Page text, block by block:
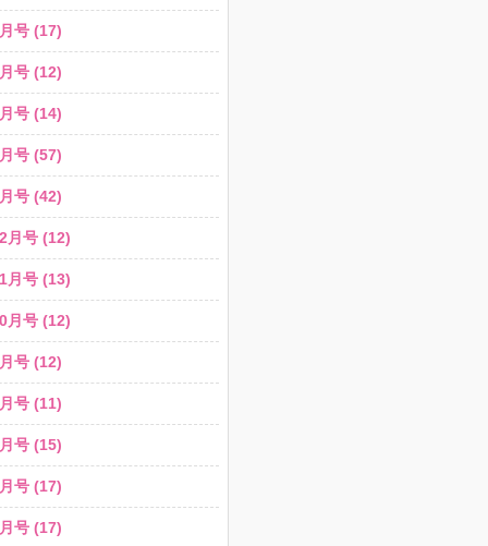
号 (17)
号 (12)
号 (14)
号 (57)
号 (42)
月号 (12)
月号 (13)
月号 (12)
号 (12)
号 (11)
号 (15)
号 (17)
号 (17)